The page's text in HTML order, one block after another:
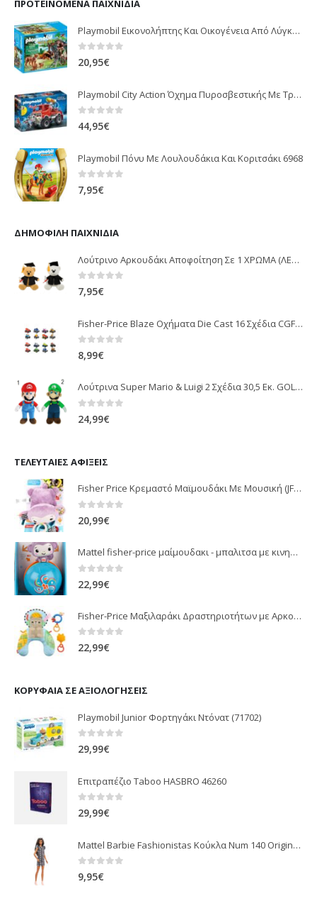
ΠΡΟΤΕΙΝΌΜΕΝΑ ΠΑΙΧΝΊΔΙΑ
Playmobil Εικονολήπτης Και Οικογένεια Από Λύγκες 5561
0 out of 5
20,95€
Playmobil City Action Όχημα Πυροσβεστικής Με Τροχαλία Ρυμούλκησης 9466
0 out of 5
44,95€
Playmobil Πόνυ Με Λουλουδάκια Και Κοριτσάκι 6968
0out of 5
7,95€
ΔΗΜΟΦΙΛΉ ΠΑΙΧΝΊΔΙΑ
Λούτρινο Αρκουδάκι Αποφοίτηση Σε 1 ΧΡΩΜΑ (ΛΕΥΚΟ)25Εκ 1850
0out of 5
7,95€
Fisher-Price Blaze Οχήματα Die Cast 16 Σχέδια CGF20
0 out of 5
8,99€
Λούτρινα Super Mario & Luigi 2 Σχέδια 30,5 Εκ. GOL13769
0 out of 5
24,99€
ΤΕΛΕΥΤΑΊΕΣ ΑΦΊΞΕΙΣ
Fisher Price Κρεμαστό Μαϊμουδάκι Με Μουσική (JFF02)
0 out of 5
20,99€
Mattel fisher-price μαίμουδακι - μπαλιτσα με κινηση JLB95
22,99€
Fisher-Price Μαξιλαράκι Δραστηριοτήτων με Αρκουδάκι (JHB44)
0 out of 5
22,99€
ΚΟΡΥΦΑΊΑ ΣΕ ΑΞΙΟΛΟΓΉΣΕΙΣ
Playmobil Junior Φορτηγάκι Ντόνατ (71702)
0 out of 5
29,99€
Επιτραπέζιο Taboo HASBRO 46260
0 out of 5
29,99€
Mattel Barbie Fashionistas Κούκλα Num 140 Original Μελαχρινή Κούκλα Με Φόρεμα Mouse FBR37 / GHW54
0 out of 5
9,95€